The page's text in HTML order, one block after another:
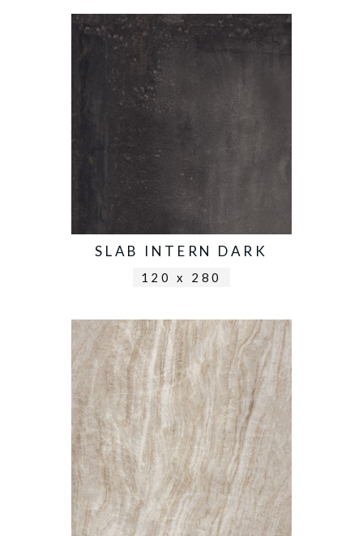
SLAB INTERN DARK
120 x 280